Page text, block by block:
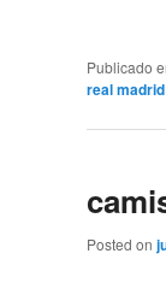
Publicado
real
Posted on